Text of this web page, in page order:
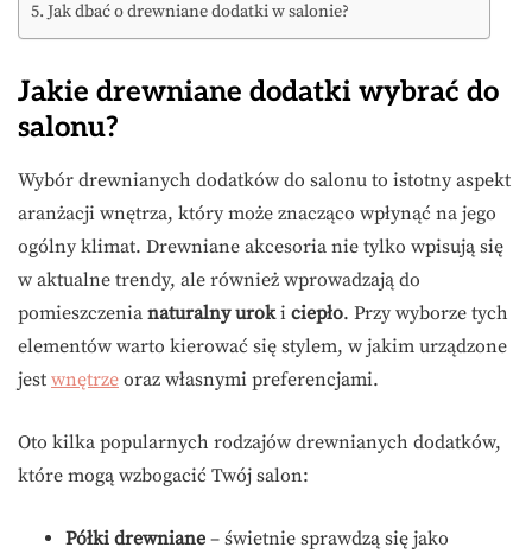
Jak dbać o drewniane dodatki w salonie?
Jakie drewniane dodatki wybrać do
salonu?
Wybór drewnianych dodatków do salonu to istotny aspekt
aranżacji wnętrza, który może znacząco wpłynąć na jego
ogólny klimat. Drewniane akcesoria nie tylko wpisują się
w aktualne trendy, ale również wprowadzają do
pomieszczenia naturalny uroki ciepło. Przy wyborze tych
elementów warto kierować się stylem, w jakim urządzone
jest wnętrze oraz własnymi preferencjami.
Oto kilka popularnych rodzajów drewnianych dodatków,
które mogą wzbogacić Twój salon:
Półki drewniane – świetnie sprawdzą się jako